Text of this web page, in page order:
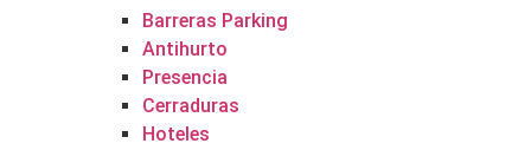
Barreras Parking
Antihurto
Presencia
Cerraduras
Hoteles